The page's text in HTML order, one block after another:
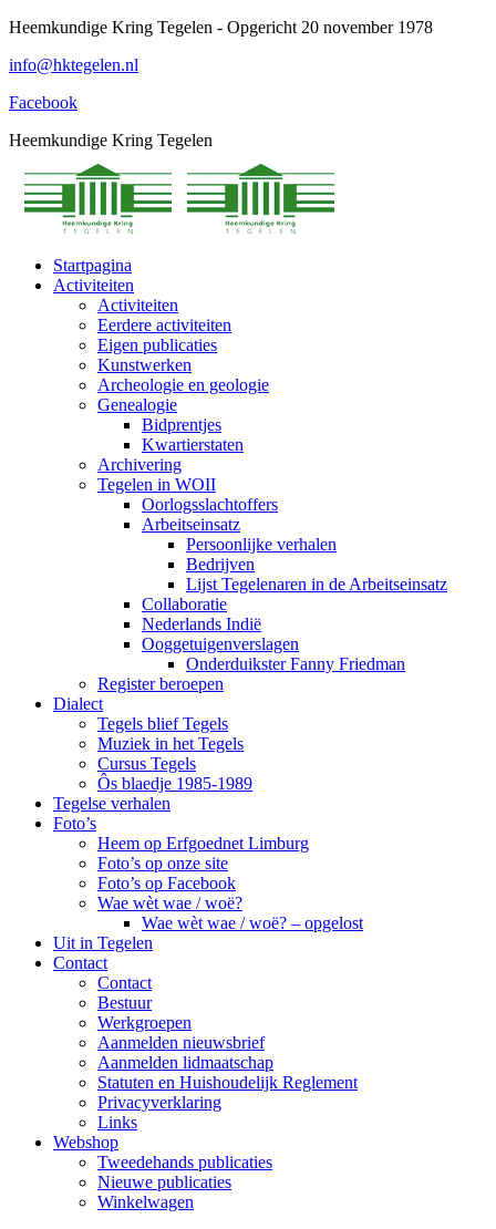
Spring
content
Heemkundige Kring Tegelen - Opgericht 20 november 1978
info@hktegelen.nl
Facebook
Heemkundige Kring Tegelen
Startpagina
Activiteiten
Activiteiten
Eerdere activiteiten
Eigen publicaties
Kunstwerken
Archeologie en geologie
Genealogie
Bidprentjes
Kwartierstaten
Archivering
Tegelen in WOII
Oorlogsslachtoffers
Arbeitseinsatz
Persoonlijke verhalen
Bedrijven
Lijst Tegelenaren in de Arbeitseinsatz
Collaboratie
Nederlands Indië
Ooggetuigenverslagen
Onderduikster Fanny Friedman
Register beroepen
Dialect
Tegels blief Tegels
Muziek in het Tegels
Cursus Tegels
Ôs blaedje 1985-1989
Tegelse verhalen
Foto’s
Heem op Erfgoednet Limburg
Foto’s op onze site
Foto’s op Facebook
Wae wèt wae / woë?
Wae wèt wae / woë? – opgelost
Uit in Tegelen
Contact
Contact
Bestuur
Werkgroepen
Aanmelden nieuwsbrief
Aanmelden lidmaatschap
Statuten en Huishoudelijk Reglement
Privacyverklaring
Links
Webshop
Tweedehands publicaties
Nieuwe publicaties
Winkelwagen